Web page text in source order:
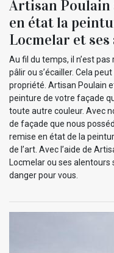
Artisan Poulain
en état la
Locmelar et
Au fil du temps, il n’est
pâlir ou s’écailler. Cela
propriété. Artisan Poulain
peinture de votre façade
toute autre couleur. Avec
de façade que nous
remise en état de la
de l’art. Avec l’aide de
Locmelar ou ses alentours
danger pour vous.